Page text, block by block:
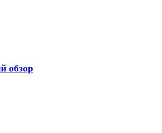
обзор